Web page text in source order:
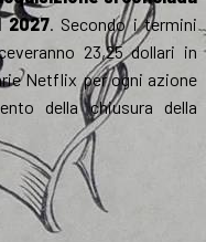
2027. Secondo i termini
23,25 dollari in
Netflix per ogni azione
della chiusura della